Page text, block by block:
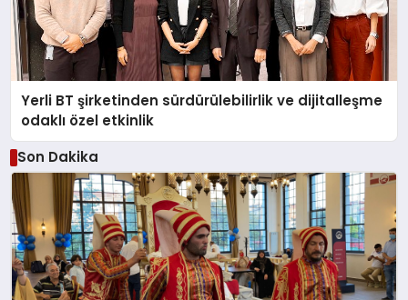
Yerli BT şirketinden sürdürülebilirlik ve dijitalleşme
odaklı özel etkinlik
Son Dakika